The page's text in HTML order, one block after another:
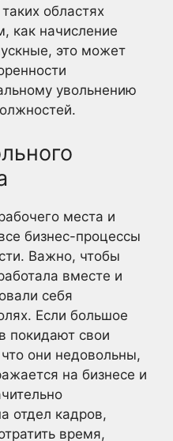
областях
как начисление
это может
увольнению
места и
бизнес-процессы
Важно, чтобы
вместе и
себя
Если большое
покидают свои
они недовольны,
на бизнесе и
отдел кадров,
время,